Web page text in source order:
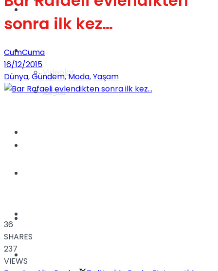
Videolar
Gündem
Yaşam
Sağlık
sonra ilk kez…
CumCuma
16/12/2015
Dünya,Gündem,Moda,Yaşam
36
SHARES
237
VIEWS